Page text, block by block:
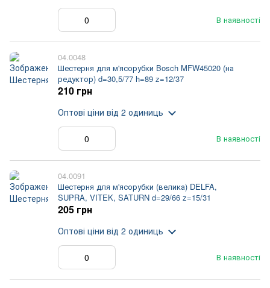
В наявності
04.0048
Шестерня для м'ясорубки Bosch MFW45020 (на
редуктор) d=30,5/77 h=89 z=12/37
В наявності
210 грн
Оптові ціни від 2 одиниць
04.0091
Шестерня для м'ясорубки (велика) DELFA,
SUPRA, VITEK, SATURN d=29/66 z=15/31
В наявності
205 грн
Оптові ціни від 2 одиниць